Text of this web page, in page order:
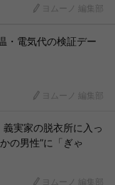
ヨムーノ 編集部
・電気代の検証デー
ヨムーノ 編集部
義実家の脱衣所に入っ
の男性”に「ぎゃ
ヨムーノ 編集部